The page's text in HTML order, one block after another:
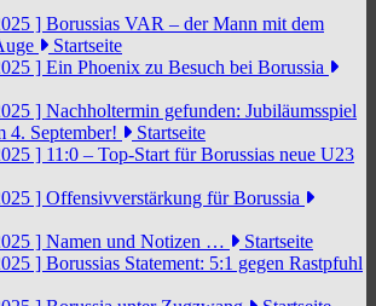
] Borussias VAR – der Mann mit dem
Startseite
] Ein Phoenix zu Besuch bei Borussia
] Nachholtermin gefunden: Jubiläumsspiel
4. September!
Startseite
] 11:0 – Top-Start für Borussias neue U23
] Offensivverstärkung für Borussia
] Namen und Notizen …
Startseite
] Borussias Statement: 5:1 gegen Rastpfuhl